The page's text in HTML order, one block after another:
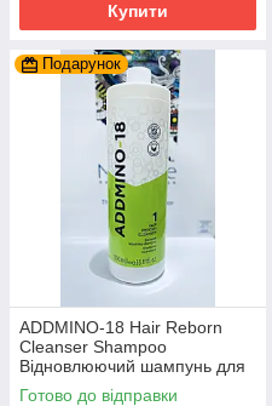
Купити
Подарунок
ADDMINO-18 Hair Reborn
Cleanser Shampoo
Відновлюючий шампунь для
волосся 1000 мл.
Готово до відправки